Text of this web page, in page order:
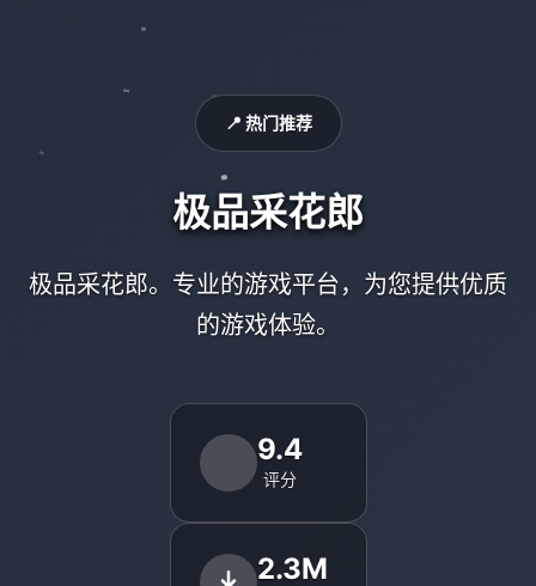
📍 热门推荐
极品采花郎
极品采花郎。专业的游戏平台，为您提供优质
的游戏体验。
9.4
评分
2.3M